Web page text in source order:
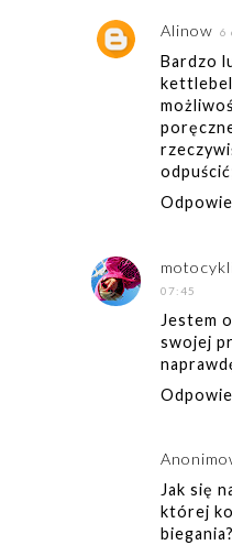
Alinow 6
Bardzo
07:45
Jestem
swojej
Jak się
której